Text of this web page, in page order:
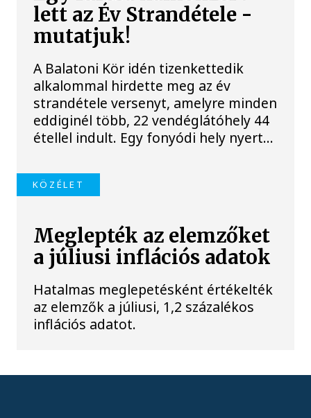
lett az Év Strandétele -
mutatjuk!
A Balatoni Kör idén tizenkettedik
alkalommal hirdette meg az év
strandétele versenyt, amelyre minden
eddiginél több, 22 vendéglátóhely 44
étellel indult. Egy fonyódi hely nyert...
KÖZÉLET
Meglepték az elemzőket
a júliusi inflációs adatok
Hatalmas meglepetésként értékelték
az elemzők a júliusi, 1,2 százalékos
inflációs adatot.